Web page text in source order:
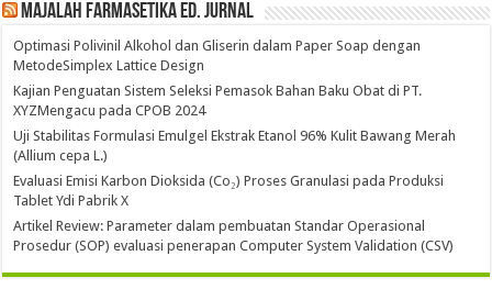
Majalah Farmasetika Ed. Jurnal
Optimasi Polivinil Alkohol dan Gliserin dalam Paper Soap dengan
MetodeSimplex Lattice Design
Kajian Penguatan Sistem Seleksi Pemasok Bahan Baku Obat di PT.
XYZMengacu pada CPOB 2024
Uji Stabilitas Formulasi Emulgel Ekstrak Etanol 96% Kulit Bawang Merah
(Allium cepa L.)
Evaluasi Emisi Karbon Dioksida (Co₂) Proses Granulasi pada Produksi
Tablet Ydi Pabrik X
Artikel Review: Parameter dalam pembuatan Standar Operasional
Prosedur (SOP) evaluasi penerapan Computer System Validation (CSV)